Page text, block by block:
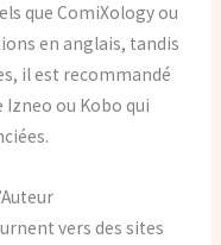
que ComiXology ou
en anglais, tandis
il est recommandé
ou Kobo qui
vers des sites